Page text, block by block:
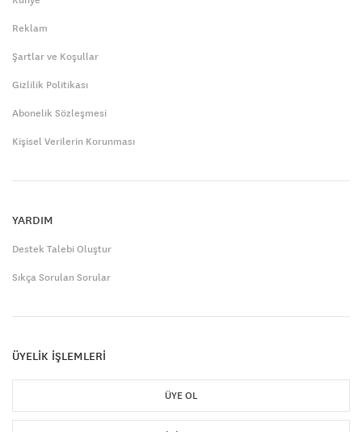
Reklam
Şartlar ve Koşullar
Gizlilik Politikası
Abonelik Sözleşmesi
Kişisel Verilerin Korunması
YARDIM
Destek Talebi Oluştur
Sıkça Sorulan Sorular
ÜYELİK İŞLEMLERİ
ÜYE OL